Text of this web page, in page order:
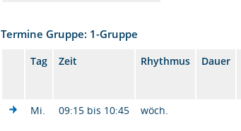
Termine Gruppe: 1-Gruppe
Tag Zeit Rhythmus Dauer
Mi.
09:15 bis 10:45 wöch.